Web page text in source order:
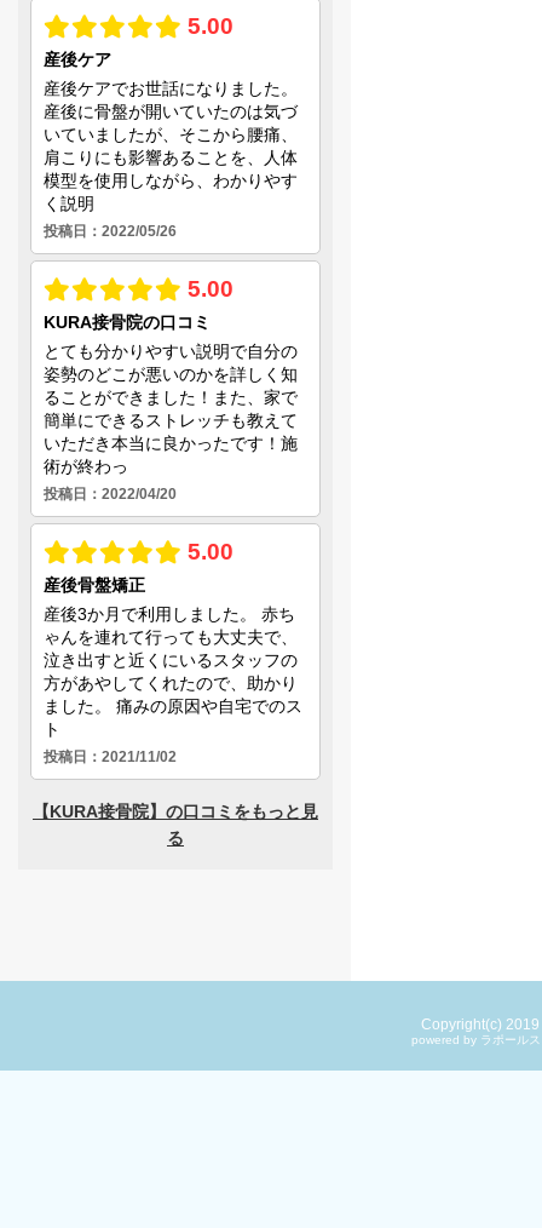
Copyright(c) 2019
powered by ラポール